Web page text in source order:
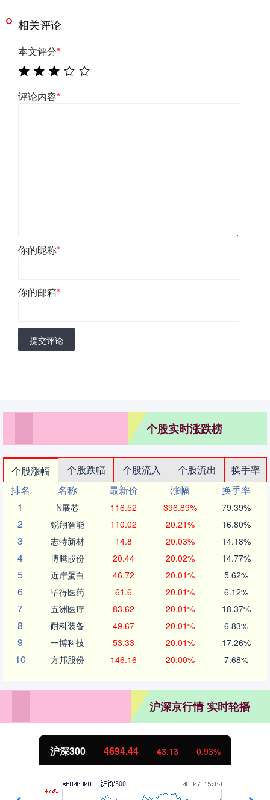
相关评论
本文评分*
评论内容*
你的昵称*
你的邮箱*
提交评论
个股实时涨跌榜
个股涨幅 个股跌幅 个股流入 个股流出
换手率
排名
名称 最新价 涨幅
换手率
1
N展芯 116.52 396.89% 79.39%
2 锐翔智能 110.02 20.21% 16.80%
3 志特新材 14.8 20.03% 14.18%
4 博腾股份 20.44 20.02% 14.77%
5 近岸蛋白 46.72 20.01% 5.62%
6 毕得医药 61.6 20.01% 6.12%
7 五洲医疗 83.62 20.01% 18.37%
8 耐科装备 49.67 20.01% 6.83%
9 一博科技 53.33 20.01% 17.26%
10 方邦股份 146.16 20.00% 7.68%
沪深京行情 实时轮播
沪深300 4694.44 43.13 0.93%